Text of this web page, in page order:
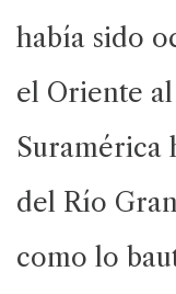
había sido
el Oriente
Suramérica
del Río
como lo